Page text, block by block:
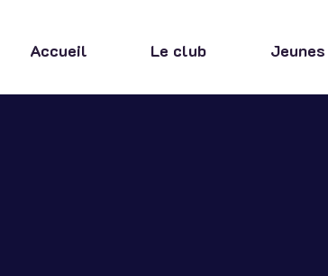
Accueil Le club Jeunes